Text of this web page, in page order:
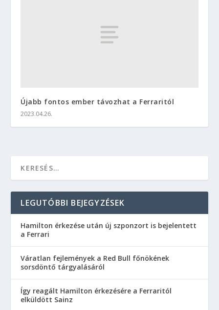
Újabb fontos ember távozhat a Ferraritól
2023.04.26.
LEGUTÓBBI BEJEGYZÉSEK
Hamilton érkezése után új szponzort is bejelentett
a Ferrari
Váratlan fejlemények a Red Bull főnökének
sorsdöntő tárgyalásáról
Így reagált Hamilton érkezésére a Ferraritól
elküldött Sainz